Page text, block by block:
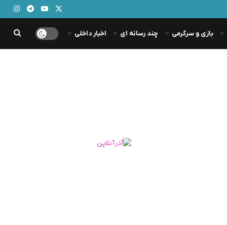
بازی و سرگرمی چند رسانه ای اخبار داخلی